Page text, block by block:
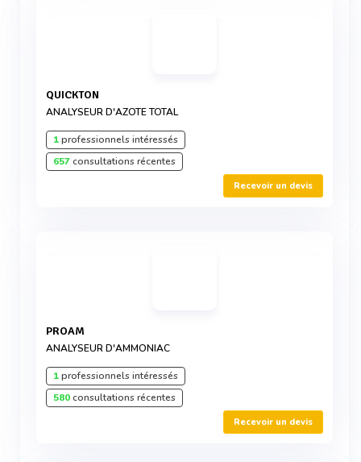
QUICKTON
ANALYSEUR D'AZOTE TOTAL
1professionnels intéressés
657consultations récentes
Recevoir un devis
PROAM
ANALYSEUR D'AMMONIAC
1professionnels intéressés
580consultations récentes
Recevoir un devis